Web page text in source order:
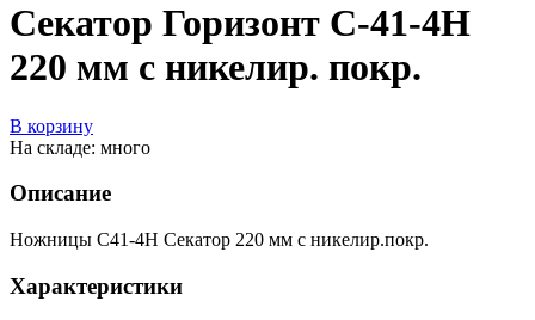
Секатор Горизонт С-41-4Н
220 мм с никелир. покр.
В корзину
На складе: много
Описание
Ножницы С41-4Н Секатор 220 мм с никелир.покр.
Характеристики